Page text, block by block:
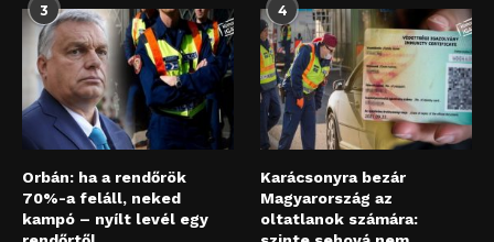
3
Orbán: ha a rendőrök
70%-a feláll, neked
kampó – nyílt levél egy
4
Karácsonyra bezár
Magyarország az
oltatlanok számára: